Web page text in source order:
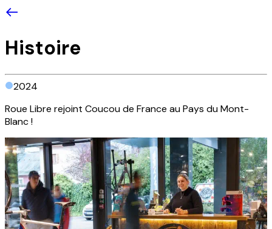
Histoire
2024
Roue Libre rejoint Coucou de France au Pays du Mont-
Blanc !